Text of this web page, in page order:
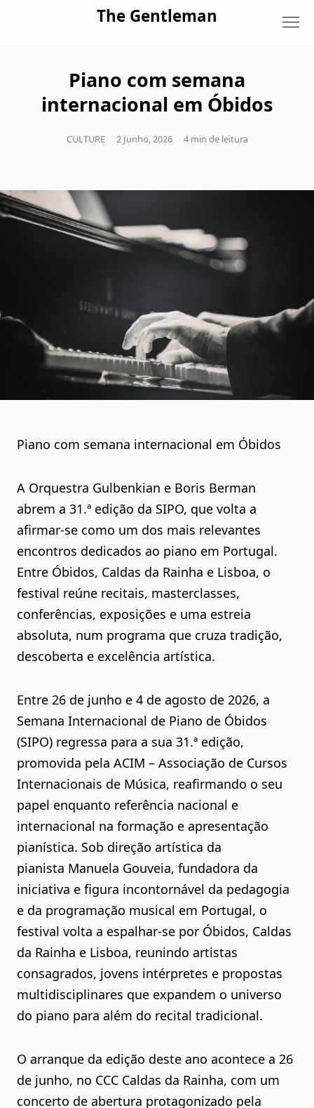
The Gentleman
Piano com semana
internacional em Óbidos
CULTURE 2 Junho, 2026 4 min de leitura
Piano com semana internacional em Óbidos
A Orquestra Gulbenkian e Boris Berman
abrem a 31.ª edição da SIPO, que volta a
afirmar-se como um dos mais relevantes
encontros dedicados ao piano em Portugal.
Entre Óbidos, Caldas da Rainha e Lisboa, o
festival reúne recitais, masterclasses,
conferências, exposições e uma estreia
absoluta, num programa que cruza tradição,
descoberta e excelência artística.
Entre 26 de junho e 4 de agosto de 2026, a
Semana Internacional de Piano de Óbidos
(SIPO) regressa para a sua 31.ª edição,
promovida pela ACIM – Associação de Cursos
Internacionais de Música, reafirmando o seu
papel enquanto referência nacional e
internacional na formação e apresentação
pianística. Sob direção artística da
pianista Manuela Gouveia, fundadora da
iniciativa e figura incontornável da pedagogia
e da programação musical em Portugal, o
festival volta a espalhar-se por Óbidos, Caldas
da Rainha e Lisboa, reunindo artistas
consagrados, jovens intérpretes e propostas
multidisciplinares que expandem o universo
do piano para além do recital tradicional.
O arranque da edição deste ano acontece a 26
de junho, no CCC Caldas da Rainha, com um
concerto de abertura protagonizado pela